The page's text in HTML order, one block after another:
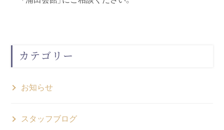
カテゴリー
お知らせ
スタッフブログ